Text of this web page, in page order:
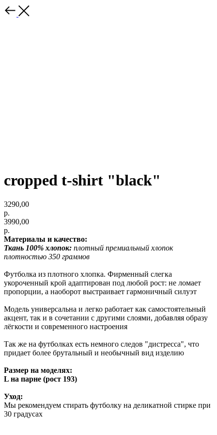
cropped t-shirt "black"
3290,00
р.
3990,00
р.
Материалы и качество:
Ткань 100% хлопок: плотный премиальный хлопок
плотностью 350 граммов
Футболка из плотного хлопка. Фирменный слегка
укороченный крой адаптирован под любой рост: не ломает
пропорции, а наоборот выстраивает гармоничный силуэт
Модель универсальна и легко работает как самостоятельный
акцент, так и в сочетании с другими слоями, добавляя образу
лёгкости и современного настроения
Так же на футболках есть немного следов "дистресса", что
придает более брутальный и необычный вид изделию
Размер на моделях:
L на парне (рост 193)
Уход:
Мы рекомендуем стирать футболку на деликатной стирке при
30 градусах